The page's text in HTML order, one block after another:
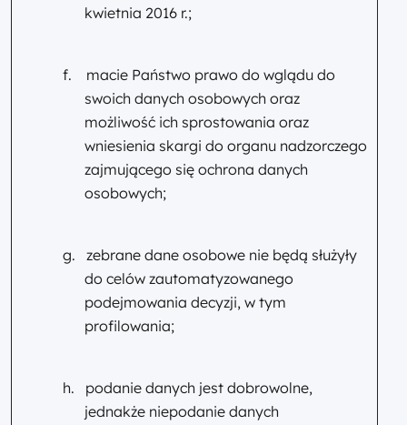
kwietnia 2016 r.;
f.
macie Państwo prawo do wglądu do
swoich danych osobowych oraz
możliwość ich sprostowania oraz
wniesienia skargi do organu nadzorczego
zajmującego się ochrona danych
osobowych;
g.
zebrane dane osobowe nie będą służyły
do celów zautomatyzowanego
podejmowania decyzji, w tym
profilowania;
h.
podanie danych jest dobrowolne,
jednakże niepodanie danych